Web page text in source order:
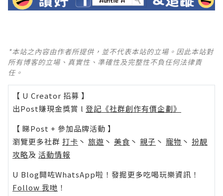
*本站之內容由作者所提供，並不代表本站的立場。因此本站對
所有博客的立場、真實性、準確性及完整性不負任何法律責
任。
【 U Creator 招募 】
出Post賺現金獎賞 l 登記《社群創作有價企劃》
【 睇Post + 參加品牌活動 】
瀏覽更多社群 打卡 丶 旅遊 丶 美食 丶 親子 丶 寵物 丶 扮靚
攻略及 活動情報
U Blog開咗WhatsApp啦！發掘更多吃喝玩樂資訊！
Follow 我哋 ！